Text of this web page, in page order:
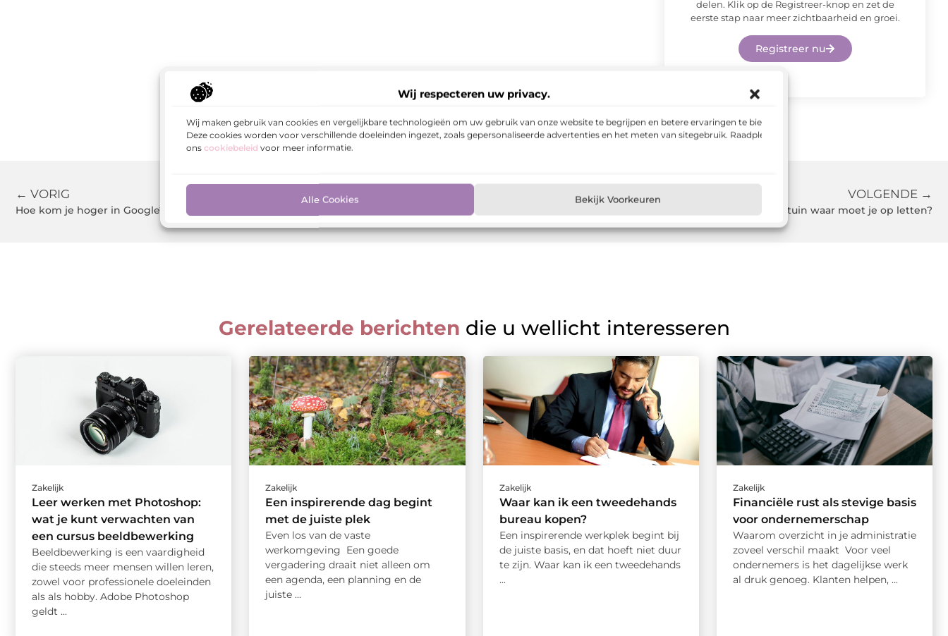
Wij respecteren uw privacy.
Wij maken gebruik van cookies en vergelijkbare technologieën om uw gebruik van onze website te begrijpen en betere ervaringen te bieden.
Deze cookies worden voor verschillende doeleinden ingezet, zoals gepersonaliseerde advertenties en het meten van sitegebruik. Raadpleeg
ons cookiebeleid voor meer informatie.
Alle Cookies Bekijk Voorkeuren
delen. Klik op de Registreer-knop en zet de
eerste stap naar meer zichtbaarheid en groei.
Registreer nu
← VORIG
Hoe kom je hoger in Google?
VOLGENDE →
Een trampoline voor in de tuin waar moet je op letten?
Gerelateerde berichten die u wellicht interesseren
Zakelijk
Leer werken met Photoshop:
wat je kunt verwachten van
een cursus beeldbewerking
Beeldbewerking is een vaardigheid
die steeds meer mensen willen leren,
zowel voor professionele doeleinden
als als hobby. Adobe Photoshop
geldt ...
Zakelijk
Een inspirerende dag begint
met de juiste plek
Even los van de vaste
werkomgeving Een goede
vergadering draait niet alleen om
een agenda, een planning en de
juiste ...
Zakelijk
Waar kan ik een tweedehands
bureau kopen?
Een inspirerende werkplek begint bij
de juiste basis, en dat hoeft niet duur
te zijn. Waar kan ik een tweedehands
...
Zakelijk
Financiële rust als stevige basis
voor ondernemerschap
Waarom overzicht in je administratie
zoveel verschil maakt Voor veel
ondernemers is het dagelijkse werk
al druk genoeg. Klanten helpen, ...